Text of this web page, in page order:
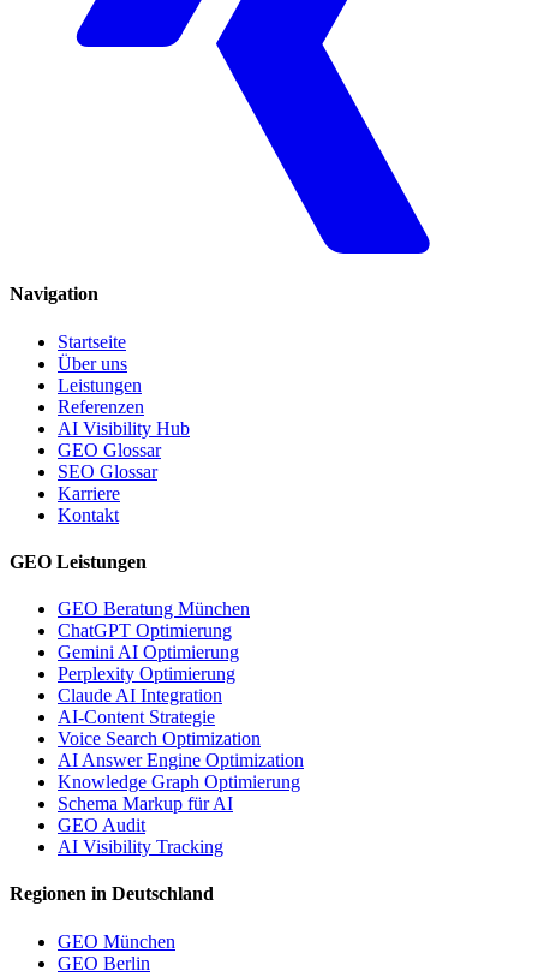
Navigation
Startseite
Über uns
Leistungen
Referenzen
AI Visibility Hub
GEO Glossar
SEO Glossar
Karriere
Kontakt
GEO Leistungen
GEO Beratung München
ChatGPT Optimierung
Gemini AI Optimierung
Perplexity Optimierung
Claude AI Integration
AI-Content Strategie
Voice Search Optimization
AI Answer Engine Optimization
Knowledge Graph Optimierung
Schema Markup für AI
GEO Audit
AI Visibility Tracking
Regionen in Deutschland
GEO München
GEO Berlin